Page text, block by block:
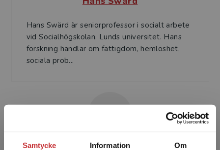
Samtycke Information Om
Hans Swärd är seniorprofessor i socialt arbete
vid Socialhögskolan, Lunds universitet. Hans
forskning handlar om fattigdom, hemlöshet,
sociala prob...